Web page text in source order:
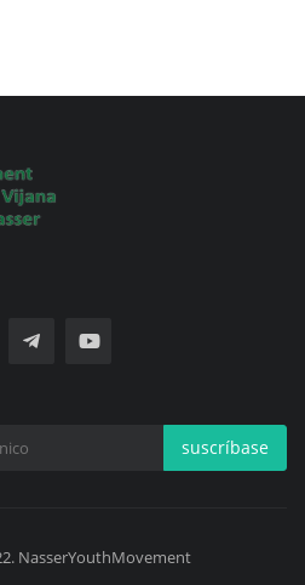
suscríbase
NasserYouthMovement